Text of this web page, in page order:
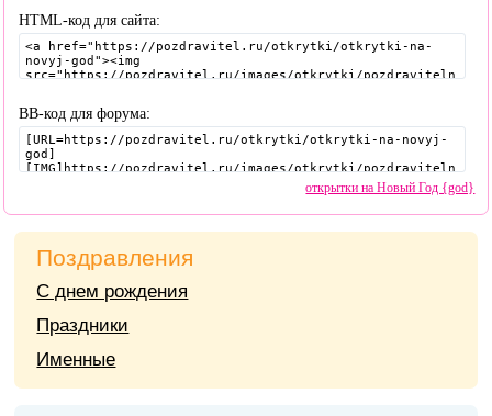
HTML-код для сайта:
BB-код для форума:
открытки на Новый Год {god}
Поздравления
С днем рождения
Праздники
Именные